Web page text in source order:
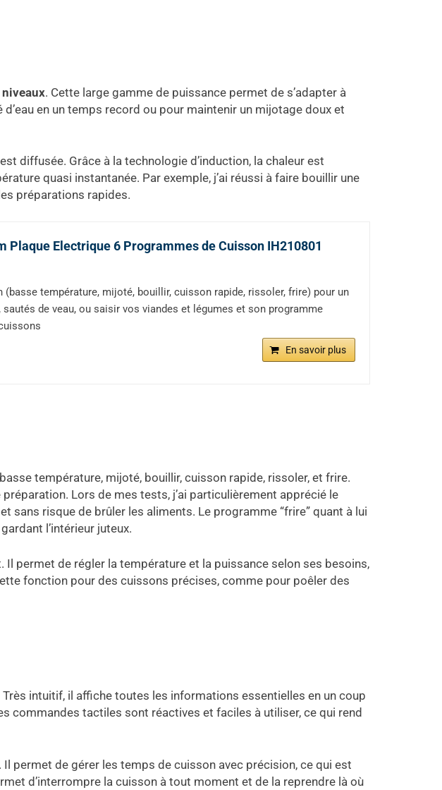
niveaux. Cette large gamme de puissance permet de s’adapter à
en un temps record ou pour maintenir un mijotage doux et
diffusée. Grâce à la technologie d’induction, la chaleur est
quasi instantanée. Par exemple, j’ai réussi à faire bouillir une
préparations rapides.
Plaque Electrique 6 Programmes de Cuisson IH210801
température, mijoté, bouillir, cuisson rapide, rissoler, frire) pour un
de veau, ou saisir vos viandes et légumes et son programme
En savoir plus
température, mijoté, bouillir, cuisson rapide, rissoler, et frire.
Lors de mes tests, j’ai particulièrement apprécié le
sans risque de brûler les aliments. Le programme “frire” quant à lui
l’intérieur juteux.
permet de régler la température et la puissance selon ses besoins,
fonction pour des cuissons précises, comme pour poêler des
intuitif, il affiche toutes les informations essentielles en un coup
commandes tactiles sont réactives et faciles à utiliser, ce qui rend
permet de gérer les temps de cuisson avec précision, ce qui est
d’interrompre la cuisson à tout moment et de la reprendre là où